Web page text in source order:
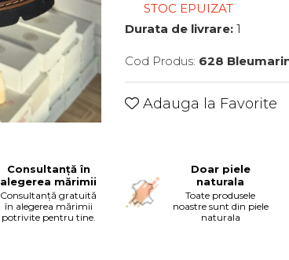
STOC EPUIZAT
Durata de livrare: 1
Cod Produs: 628
Adauga la Favorite
Consultanță în
alegerea mărimii
Consultanță gratuită
în alegerea mărimii
potrivite pentru tine.
Doar piele
naturala
Toate produsele
noastre sunt din piele
naturala